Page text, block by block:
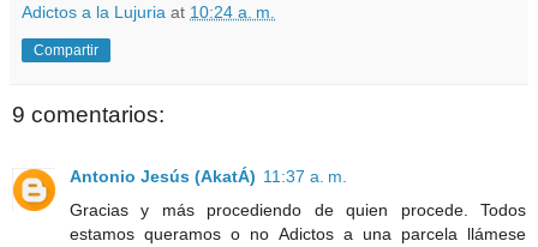
Adictos a la Lujuria at 10:24 a. m.
Compartir
9 comentarios:
Antonio Jesús (AkatÁ) 11:37 a. m.
Gracias y más procediendo de quien procede. Todos
estamos queramos o no Adictos a una parcela llámese